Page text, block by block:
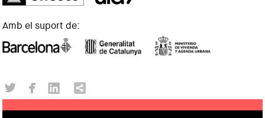
Amb el suport de: